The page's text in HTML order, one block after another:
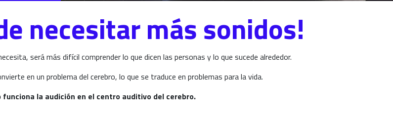
necesitar más sonidos!
será más difícil comprender lo que dicen las personas y lo que sucede alrededor.
en un problema del cerebro, lo que se traduce en problemas para la vida.
funciona la audición en el centro auditivo del cerebro.